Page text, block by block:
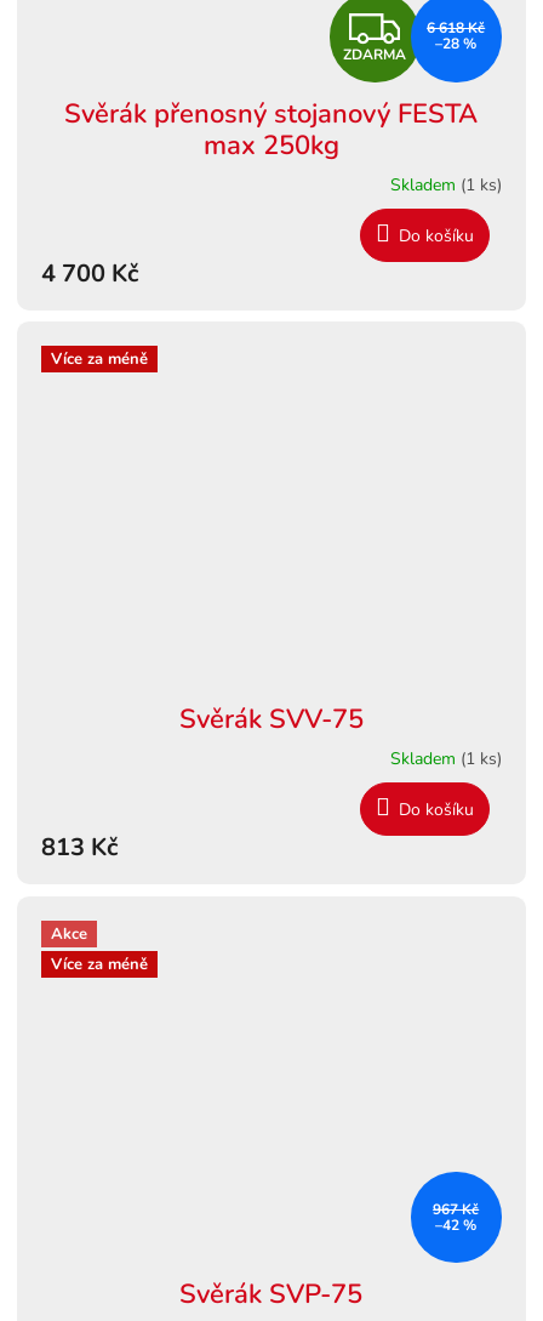
Z
D
A
R
M
ZDARMA
6 618 Kč
–28 %
Svěrák přenosný stojanový FESTA
max 250kg
Skladem (1 ks)
4 700 Kč
Do košíku
Více za méně
Svěrák SVV-75
Skladem (1 ks)
813 Kč
Do košíku
Akce
Více za méně
967 Kč
–42 %
Svěrák SVP-75